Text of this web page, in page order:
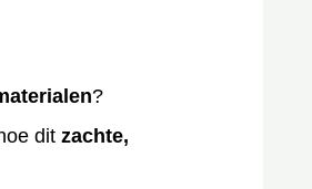
?
dit zachte,